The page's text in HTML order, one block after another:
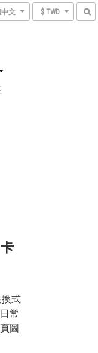
文 $ TWD
換式
常
圖